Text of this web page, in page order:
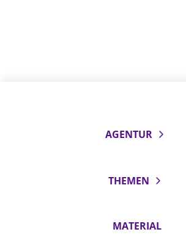
AGENTUR
THEMEN
MATERIAL